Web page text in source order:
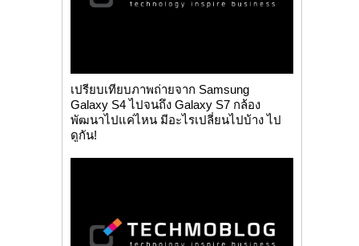
เปรียบเทียบภาพถ่ายจาก Samsung
Galaxy S4 ไปจนถึง Galaxy S7 กล้อง
พัฒนาไปแค่ไหน มีอะไรเปลี่ยนไปบ้าง ไป
ดูกัน!